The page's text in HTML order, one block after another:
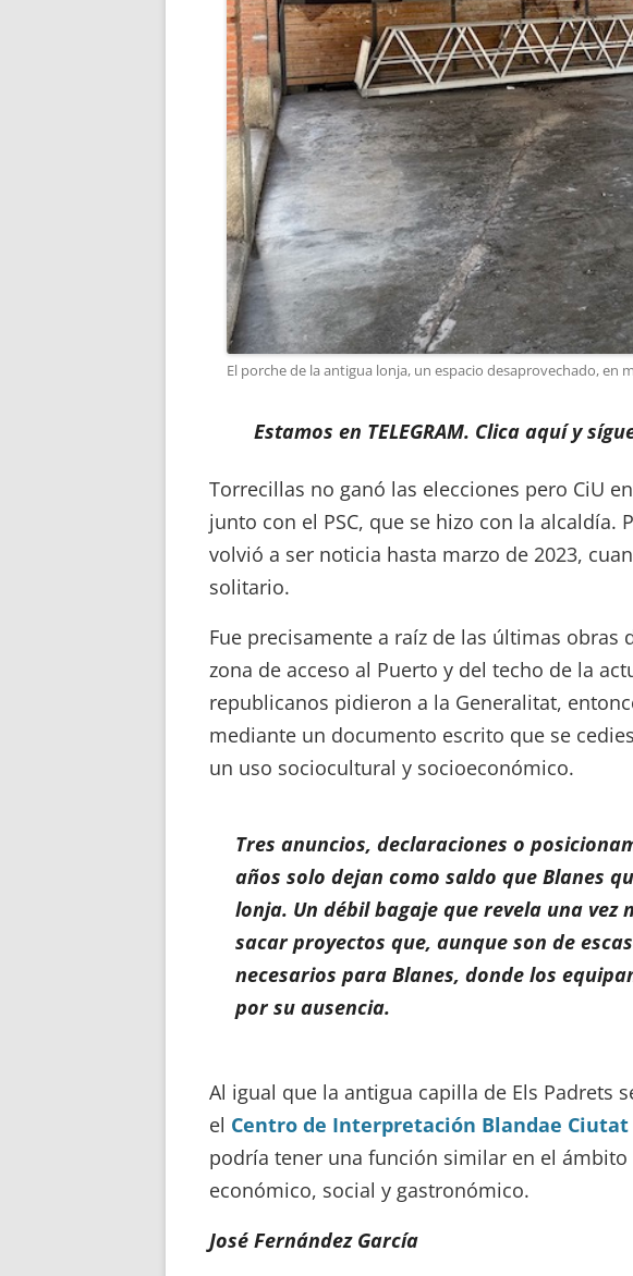
El porche de la antigua lonja, un espacio desaprovechado, en
Estamos en TELEGRAM. Clica aquí y
Torrecillas no ganó las elecciones pero CiU
junto con el PSC, que se hizo con la alcaldía.
volvió a ser noticia hasta marzo de 2023,
solitario.
Fue precisamente a raíz de las últimas obras
zona de acceso al Puerto y del techo de la
republicanos pidieron a la Generalitat,
mediante un documento escrito que se
un uso sociocultural y socioeconómico.
Tres anuncios, declaraciones o
años solo dejan como saldo que Blanes
lonja. Un débil bagaje que revela una vez
sacar proyectos que, aunque son de
necesarios para Blanes, donde los
por su ausencia.
Al igual que la antigua capilla de Els Padrets
el Centro de Interpretación Blandae Ciutat
podría tener una función similar en el ámbito
económico, social y gastronómico.
José Fernández García